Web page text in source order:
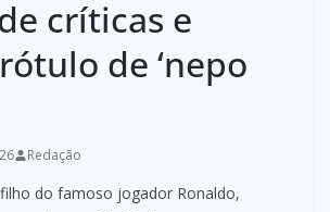
críticas e
de ‘nepo
Redação
do famoso jogador Ronaldo,